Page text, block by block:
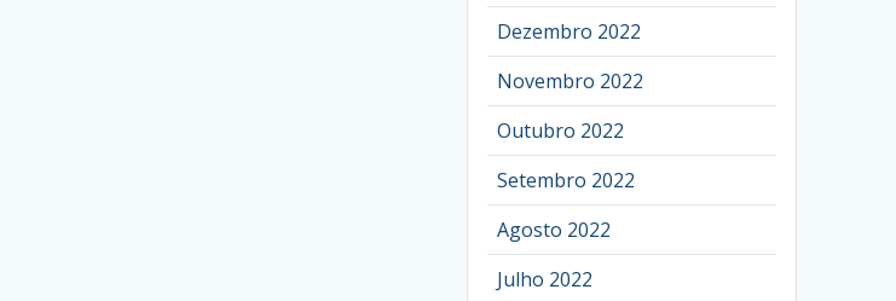
Dezembro 2022
Novembro 2022
Outubro 2022
Setembro 2022
Agosto 2022
Julho 2022